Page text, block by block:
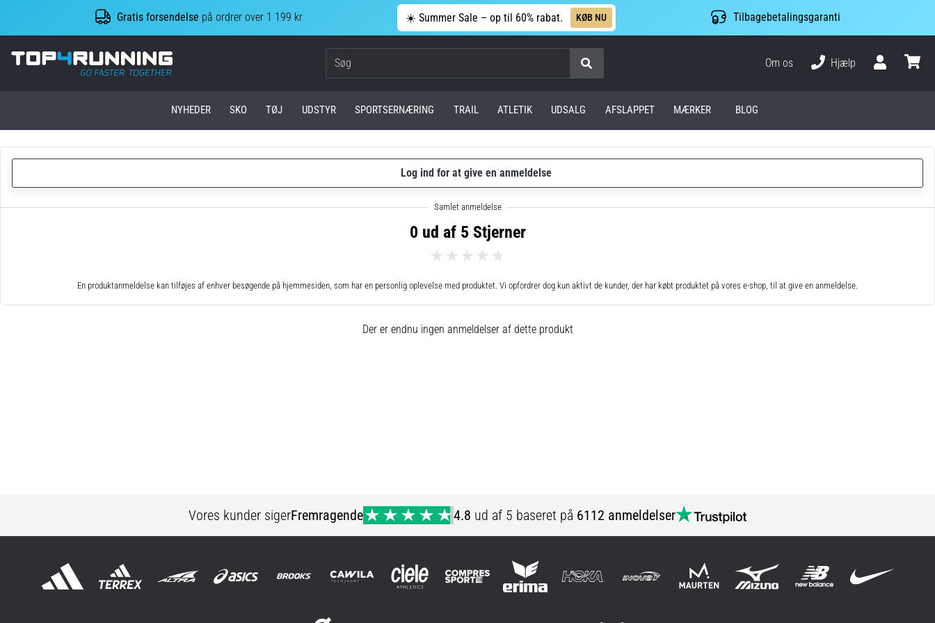
Gratis forsendelse på ordrer over 1 199 kr ☀️ Summer Sale – op til 60% rabat. KØB NU Tilbagebetalingsgaranti
Top4Running.dk
Om os
Hjælp
NYHEDER SKO TØJ UDSTYR SPORTSERNÆRING TRAIL ATLETIK UDSALG AFSLAPPET MÆRKER BLOG
Log ind for at give en anmeldelse
0 ud af 5 Stjerner
En produktanmeldelse kan tilføjes af enhver besøgende på hjemmesiden, som har en personlig oplevelse med produktet. Vi opfordrer dog kun aktivt de kunder, der har købt produktet på vores e-shop, til at give en anmeldelse.
Der er endnu ingen anmeldelser af dette produkt
Vores kunder sigerFremragende 4.8 ud af 5 baseret på 6112 anmeldelser